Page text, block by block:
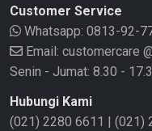
Customer Service
Whatsapp: 0813-92-
Email: customercare
Senin - Jumat: 8.30 -
Hubungi Kami
(021) 2280 6611
(021)